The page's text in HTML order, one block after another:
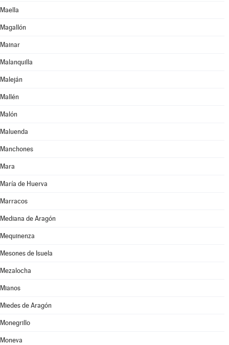
Maella
Magallón
Mainar
Malanquilla
Maleján
Mallén
Malón
Maluenda
Manchones
Mara
María de Huerva
Marracos
Mediana de Aragón
Mequinenza
Mesones de Isuela
Mezalocha
Mianos
Miedes de Aragón
Monegrillo
Moneva